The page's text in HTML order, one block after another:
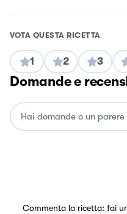
VOTA QUESTA RICETTA
1 2 3
Domande e
Commenta la ricetta: fai